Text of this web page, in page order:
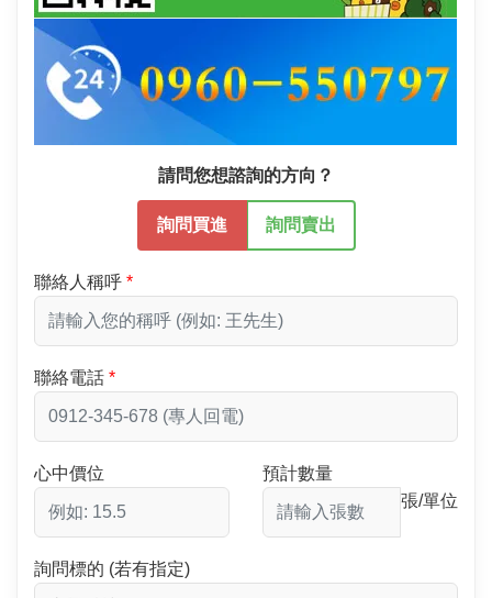
請問您想諮詢的方向？
詢問買進 詢問賣出
聯絡人稱呼
聯絡電話
心中價位
預計數量
張/單位
詢問標的 (若有指定)